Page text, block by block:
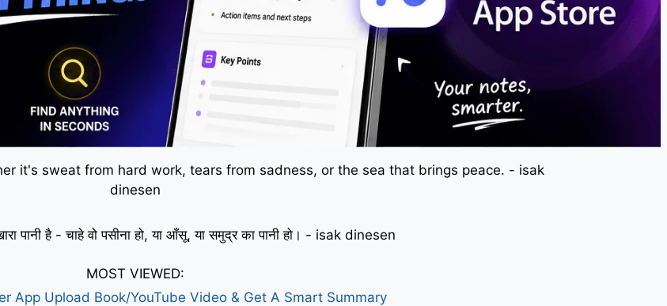
it's sweat from hard work, tears from sadness, or the sea that brings peace. - isak
dinesen
पानी है - चाहे वो पसीना हो, या आँसू, या समुद्र का पानी हो। - isak dinesen
MOST VIEWED:
App Upload Book/YouTube Video & Get A Smart Summary